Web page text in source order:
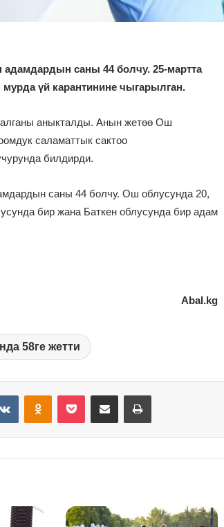
адамдардын саны 44 болчу. 25-мартта
үй карантинине чыгарылган.
алганы аныкталды. Анын жетөө Ош
саламаттык сактоо
билдирди.
саны 44 болчу. Ош облусунда 20,
бир жана Баткен облусунда бир адам
Abal.kg
58ге жетти
VKontakteOdnoklassniki
Pocket Share via Email Print